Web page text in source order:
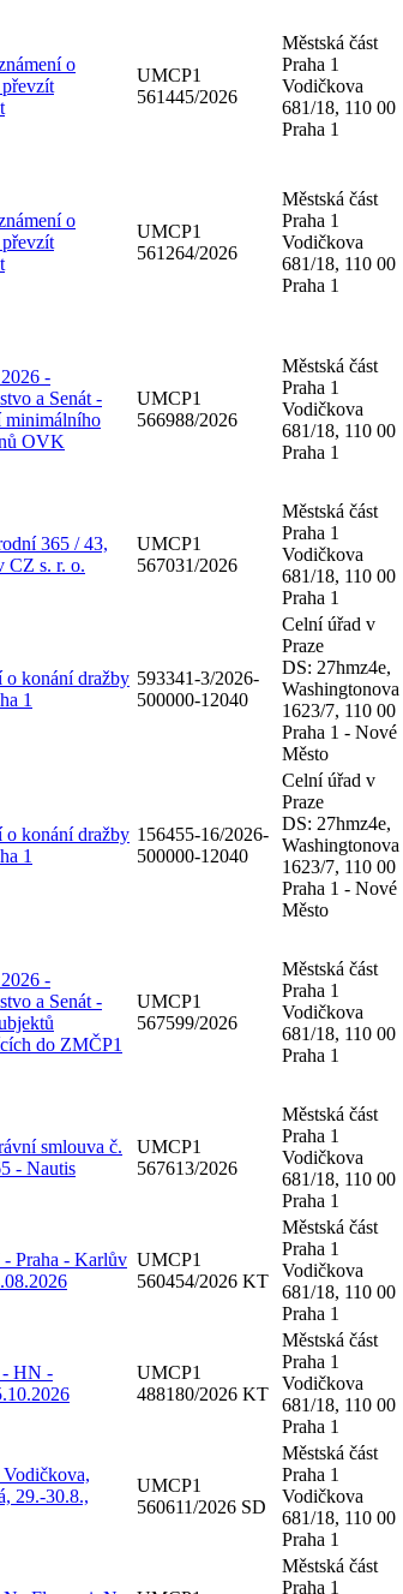
o
UMCP1
561445/2026
Městská část
Praha 1
Vodičkova
681/18, 110 00
Praha 1
o
UMCP1
561264/2026
Městská část
Praha 1
Vodičkova
681/18, 110 00
Praha 1
-
a Senát -
minimálního
OVK
UMCP1
566988/2026
Městská část
Praha 1
Vodičkova
681/18, 110 00
Praha 1
365 / 43,
CZ s. r. o.
UMCP1
567031/2026
Městská část
Praha 1
Vodičkova
681/18, 110 00
Praha 1
o konání dražby
1
593341-3/2026-
500000-12040
Celní úřad v
Praze
DS: 27hmz4e,
Washingtonova
1623/7, 110 00
Praha 1 - Nové
Město
o konání dražby
1
156455-16/2026-
500000-12040
Celní úřad v
Praze
DS: 27hmz4e,
Washingtonova
1623/7, 110 00
Praha 1 - Nové
Město
-
a Senát -
do ZMČP1
UMCP1
567599/2026
Městská část
Praha 1
Vodičkova
681/18, 110 00
Praha 1
smlouva č.
- Nautis
UMCP1
567613/2026
Městská část
Praha 1
Vodičkova
681/18, 110 00
Praha 1
Praha - Karlův UMCP1
560454/2026 KT
Městská část
Praha 1
Vodičkova
681/18, 110 00
Praha 1
- HN -
UMCP1
488180/2026 KT
Městská část
Praha 1
Vodičkova
681/18, 110 00
Praha 1
29.-30.8.,
UMCP1
560611/2026 SD
Městská část
Praha 1
Vodičkova
681/18, 110 00
Praha 1
Městská část
Praha 1